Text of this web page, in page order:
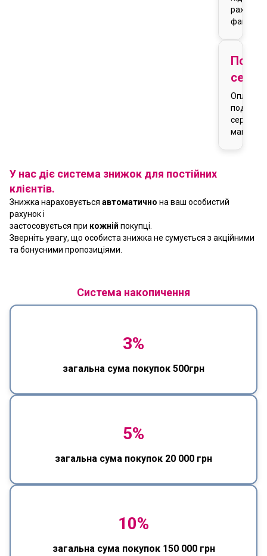
рахунку-
фактури
Оплата
магазину
У нас діє система знижок для постійних
клієнтів.
Знижка нараховується автоматично на ваш особистий
рахунок і
застосовується при кожній покупці.
Зверніть увагу, що особиста знижка не сумується з акційними
та бонусними пропозиціями.
Система накопичення
3%
загальна сума покупок 500грн
5%
загальна сума покупок 20 000 грн
10%
загальна сума покупок 150 000 грн